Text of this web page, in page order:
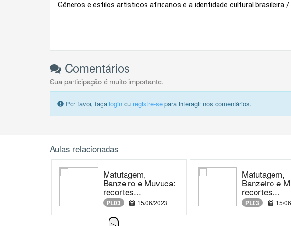
Gêneros e estilos artísticos africanos e a identidade cultural brasileira
.
Comentários
Sua participação é muito importante.
Por favor, faça login ou registre-se para interagir nos comentários.
Aulas relacionadas
Matutagem,
Banzeiro e Muvuca:
recortes...
PL03 15/06/2023
Matutagem,
Banzeiro e
recortes...
PL03 15/